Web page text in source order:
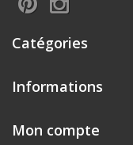
Catégories
Informations
Mon compte